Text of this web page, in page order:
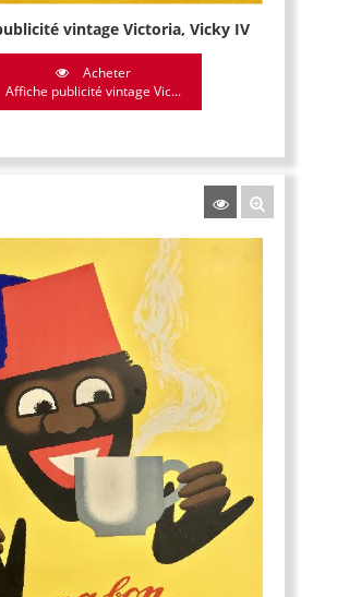
vintage Victoria, Vicky IV
Acheter
Affiche publicité vintage Vic...